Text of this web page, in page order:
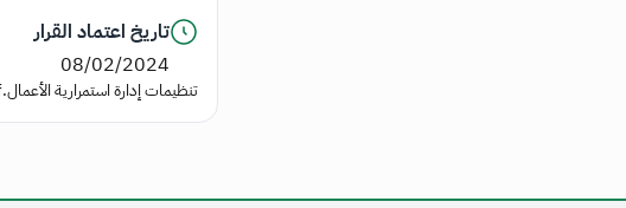
تاريخ اعتماد القرار
08/02/2024
تنظيمات إدارة استمرارية الأعمال.pdf